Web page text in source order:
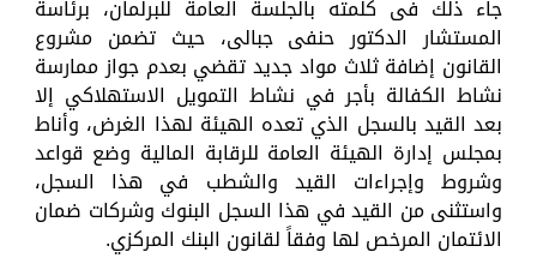
جاء ذلك فى كلمته بالجلسة العامة للبرلمان، برئاسة
المستشار الدكتور حنفى جبالى، حيث تضمن مشروع
القانون إضافة ثلاث مواد جديد تقضي بعدم جواز ممارسة
نشاط الكفالة بأجر في نشاط التمويل الاستهلاكي إلا
بعد القيد بالسجل الذي تعده الهيئة لهذا الغرض، وأناط
بمجلس إدارة الهيئة العامة للرقابة المالية وضع قواعد
وشروط وإجراءات القيد والشطب في هذا السجل،
واستثنى من القيد في هذا السجل البنوك وشركات ضمان
الائتمان المرخص لها وفقاً لقانون البنك المركزي.